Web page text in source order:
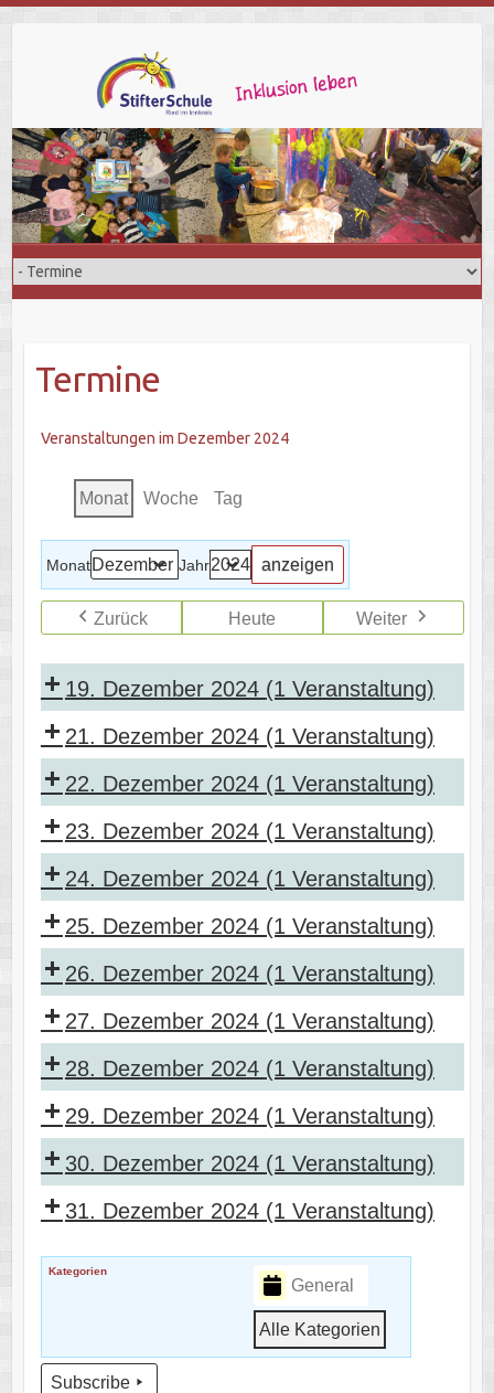
Termine
Veranstaltungen im Dezember 2024
Monat Woche Tag
Monat Jahr
Zurück Heute Weiter
19. Dezember 2024 (1 Veranstaltung)
21. Dezember 2024 (1 Veranstaltung)
22. Dezember 2024 (1 Veranstaltung)
23. Dezember 2024 (1 Veranstaltung)
24. Dezember 2024 (1 Veranstaltung)
25. Dezember 2024 (1 Veranstaltung)
26. Dezember 2024 (1 Veranstaltung)
27. Dezember 2024 (1 Veranstaltung)
28. Dezember 2024 (1 Veranstaltung)
29. Dezember 2024 (1 Veranstaltung)
30. Dezember 2024 (1 Veranstaltung)
31. Dezember 2024 (1 Veranstaltung)
Kategorien
General
Alle Kategorien
Subscribe